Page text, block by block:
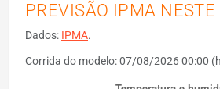
PREVISÃO IPMA NESTE
Dados: IPMA.
Corrida do modelo: 07/08/2026 00:00